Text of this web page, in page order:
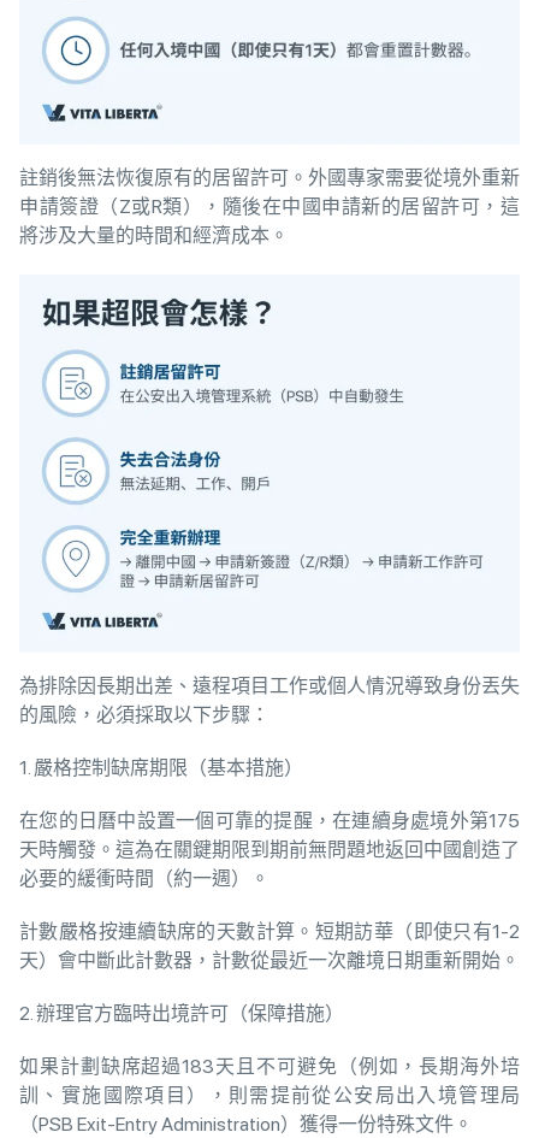
註銷後無法恢復原有的居留許可。外國專家需要從境外重新
申請簽證（Z或R類），隨後在中國申請新的居留許可，這
將涉及大量的時間和經濟成本。
為排除因長期出差、遠程項目工作或個人情況導致身份丟失
的風險，必須採取以下步驟：
1. 嚴格控制缺席期限（基本措施）
在您的日曆中設置一個可靠的提醒，在連續身處境外第175
天時觸發。這為在關鍵期限到期前無問題地返回中國創造了
必要的緩衝時間（約一週）。
計數嚴格按連續缺席的天數計算。短期訪華（即使只有1-2
天）會中斷此計數器，計數從最近一次離境日期重新開始。
2. 辦理官方臨時出境許可（保障措施）
如果計劃缺席超過183天且不可避免（例如，長期海外培
訓、實施國際項目），則需提前從公安局出入境管理局
（PSB Exit-Entry Administration）獲得一份特殊文件。